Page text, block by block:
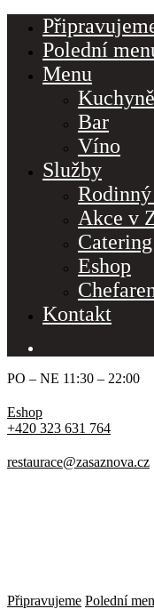
Polední
Menu
Kuchyně
Bar
Víno
Služby
Akce v
Catering
Eshop
Kontakt
PO – NE 11:30 – 22:00
Eshop
+420 323 631 764
restaurace@zasaznova.cz
Připravujeme Polední